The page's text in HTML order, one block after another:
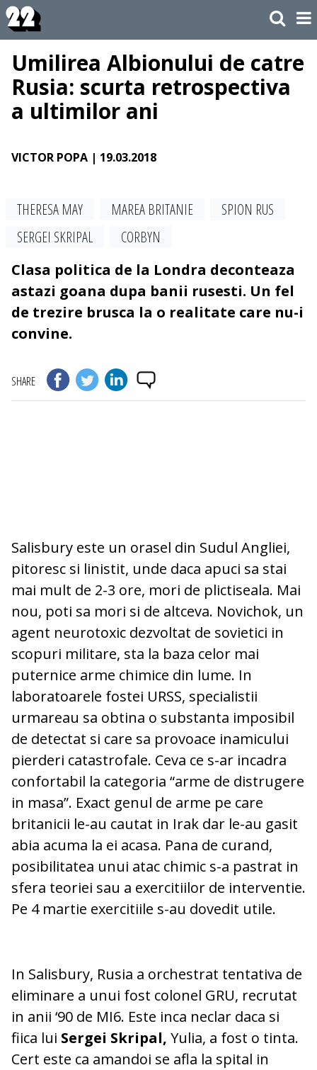
Umilirea Albionului de catre
Rusia: scurta retrospectiva
a ultimilor ani
VICTOR POPA | 19.03.2018
THERESA MAY MAREA BRITANIE
SPION RUS
SERGEI SKRIPAL
CORBYN
Clasa politica de la Londra deconteaza
astazi goana dupa banii rusesti. Un fel
de trezire brusca la o realitate care nu-i
convine.
SHARE
Salisbury este un orasel din Sudul Angliei,
pitoresc si linistit, unde daca apuci sa stai
mai mult de 2-3 ore, mori de plictiseala. Mai
nou, poti sa mori si de altceva. Novichok, un
agent neurotoxic dezvoltat de sovietici in
scopuri militare, sta la baza celor mai
puternice arme chimice din lume. In
laboratoarele fostei URSS, specialistii
urmareau sa obtina o substanta imposibil
de detectat si care sa provoace inamicului
pierderi catastrofale. Ceva ce s-ar incadra
confortabil la categoria “arme de distrugere
in masa”. Exact genul de arme pe care
britanicii le-au cautat in Irak dar le-au gasit
abia acuma la ei acasa. Pana de curand,
posibilitatea unui atac chimic s-a pastrat in
sfera teoriei sau a exercitiilor de interventie.
Pe 4 martie exercitiile s-au dovedit utile.
In Salisbury, Rusia a orchestrat tentativa de
eliminare a unui fost colonel GRU, recrutat
in anii ‘90 de MI6. Este inca neclar daca si
fiica lui Sergei Skripal, Yulia, a fost o tinta.
Cert este ca amandoi se afla la spital in